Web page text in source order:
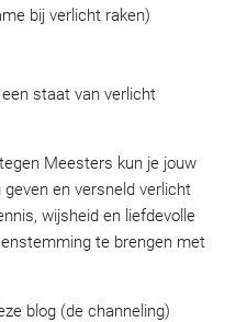
bij verlicht raken)
staat van verlicht
Meesters kun je jouw
en versneld verlicht
wijsheid en liefdevolle
te brengen met
blog (de channeling)